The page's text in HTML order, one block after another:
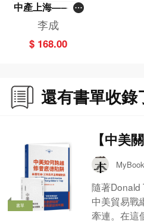
中產上海——重
塑中美交流
李成
$ 168.00
還有書單收錄
書單
【中美
隨著Donald
中美貿易戰
牽連。在這